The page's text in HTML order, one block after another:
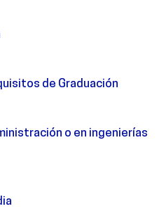
de Graduación
o en ingenierías